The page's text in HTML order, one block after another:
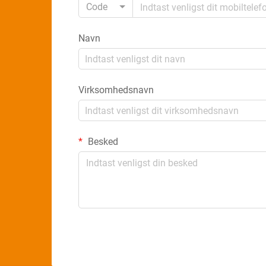
Code
Navn
Virksomhedsnavn
Besked